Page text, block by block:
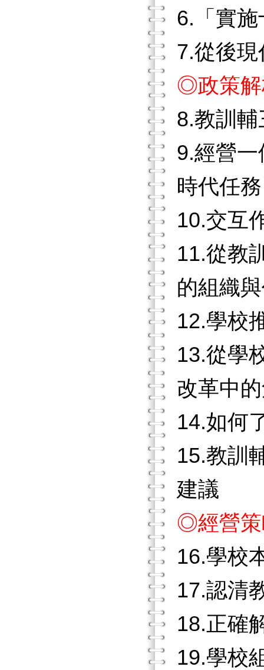
6.「實
7.從後
◎政策解
8.教訓
9.經營
時代任務
10.交互
11.從教
的組織
12.學校
13.從學
改革中
14.如何
15.教訓
建議
◎經營策
16.學校
17.認清
18.正確
19.學校